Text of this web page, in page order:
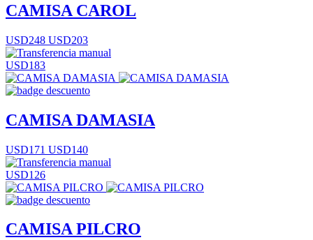
CAMISA CAROL
USD248 USD203
USD183
CAMISA DAMASIA
USD171 USD140
USD126
CAMISA PILCRO